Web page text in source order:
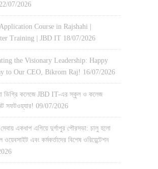
07/2026
Course in Rajshahi |
Training | JBD IT 18/07/2026
the Visionary Leadership: Happy
to Our CEO, Bikrom Raj! 16/07/2026
ডিগ্রি কলেজে JBD IT-এর স্কুল ও কলেজ
সফটওয়্যার! 09/07/2026
সেবায় একধাপ এগিয়ে দুর্গাপুর পৌরসভা: চালু হলো
ওয়েবসাইট এবং কর্মকর্তাদের বিশেষ ওরিয়েন্টেশন